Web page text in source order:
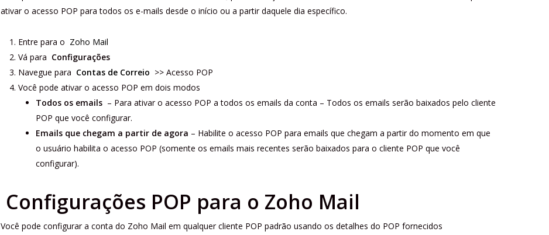
ativar o acesso POP para todos os e-mails desde o início ou a partir daquele dia específico.
Entre para o Zoho Mail
Vá para Configurações
Navegue para Contas de Correio >> Acesso POP
Você pode ativar o acesso POP em dois modos
Todos os emails– Para ativar o acesso POP a todos os emails da conta – Todos os emails serão baixados pelo cliente
POP que você configurar.
Emails que chegam a partir de agora – Habilite o acesso POP para emails que chegam a partir do momento em que
o usuário habilita o acesso POP (somente os emails mais recentes serão baixados para o cliente POP que você
configurar).
Configurações POP para o Zoho Mail
Você pode configurar a conta do Zoho Mail em qualquer cliente POP padrão usando os detalhes do POP fornecidos